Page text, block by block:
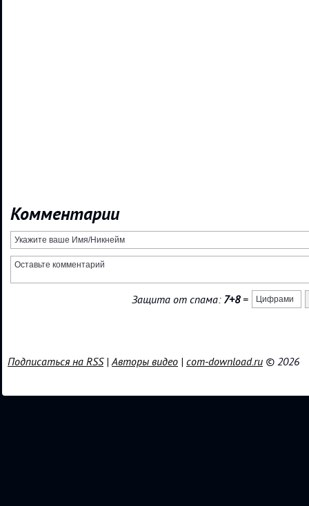
Комментарии
Защита от спама: 7+8=
Подписаться на RSS|Авторы видео | com-download.ru © 2026